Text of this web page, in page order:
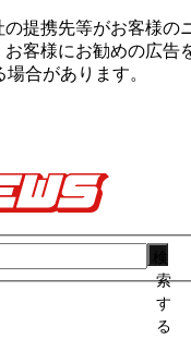
提携先等がお客様の
客様にお勧めの広告
合があります。
索
す
る